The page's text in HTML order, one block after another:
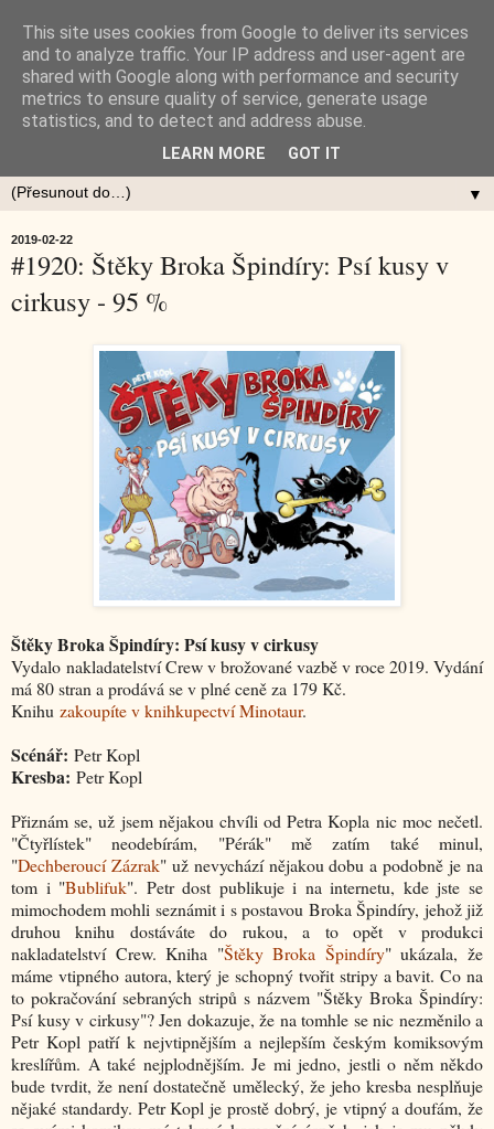
▼
2019-02-22
#1920: Štěky Broka Špindíry: Psí kusy v
cirkusy - 95 %
Štěky Broka Špindíry: Psí kusy v cirkusy
Vydalo nakladatelství Crew v brožované vazbě v roce 2019. Vydání
má 80 stran a prodává se v plné ceně za 179 Kč.
Knihu zakoupíte v knihkupectví Minotaur.
Scénář: Petr Kopl
Kresba: Petr Kopl
Přiznám se, už jsem nějakou chvíli od Petra Kopla nic moc nečetl.
"Čtyřlístek" neodebírám, "Pérák" mě zatím také minul,
"Dechberoucí Zázrak" už nevychází nějakou dobu a podobně je na
tom i "Bublifuk". Petr dost publikuje i na internetu, kde jste se
mimochodem mohli seznámit i s postavou Broka Špindíry, jehož již
druhou knihu dostáváte do rukou, a to opět v produkci
nakladatelství Crew. Kniha "Štěky Broka Špindíry" ukázala, že
máme vtipného autora, který je schopný tvořit stripy a bavit. Co na
to pokračování sebraných stripů s názvem "Štěky Broka Špindíry:
Psí kusy v cirkusy"? Jen dokazuje, že na tomhle se nic nezměnilo a
Petr Kopl patří k nejvtipnějším a nejlepším českým komiksovým
kreslířům. A také nejplodnějším. Je mi jedno, jestli o něm někdo
bude tvrdit, že není dostatečně umělecký, že jeho kresba nesplňuje
nějaké standardy. Petr Kopl je prostě dobrý, je vtipný a doufám, že
This site uses cookies from Google to deliver its services
and to analyze traffic. Your IP address and user-agent are
shared with Google along with performance and security
metrics to ensure quality of service, generate usage
statistics, and to detect and address abuse.
LEARN MORE GOT IT